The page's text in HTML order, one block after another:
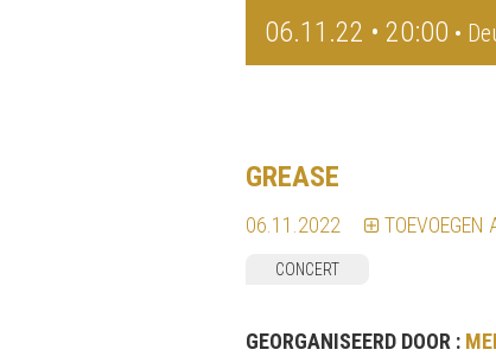
06.11.22 • 20:00 •
GREASE
06.11.2022
CONCERT
GEORGANISEERD DOOR :